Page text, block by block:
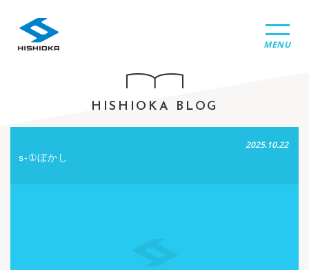
MENU
HISHIOKA BLOG
2025.10.22
s-①ぼかし